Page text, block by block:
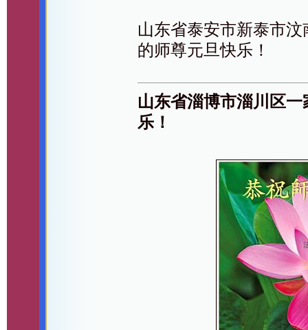
山东省泰安市新泰市
的师尊元旦快乐！
山东省淄博市淄川区
乐！